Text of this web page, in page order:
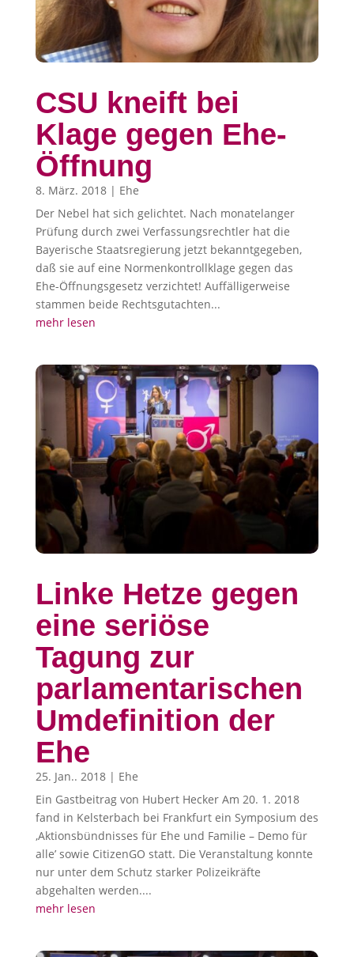
CSU kneift bei
Klage gegen Ehe-
Öffnung
8. März. 2018| Ehe
Der Nebel hat sich gelichtet. Nach monatelanger
Prüfung durch zwei Verfassungsrechtler hat die
Bayerische Staatsregierung jetzt bekanntgegeben,
daß sie auf eine Normenkontrollklage gegen das
Ehe-Öffnungsgesetz verzichtet! Auffälligerweise
stammen beide Rechtsgutachten...
mehr lesen
Linke Hetze gegen
eine seriöse
Tagung zur
parlamentarischen
Umdefinition der
Ehe
25. Jan.. 2018| Ehe
Ein Gastbeitrag von Hubert Hecker Am 20. 1. 2018
fand in Kelsterbach bei Frankfurt ein Symposium des
‚Aktionsbündnisses für Ehe und Familie – Demo für
alle’ sowie CitizenGO statt. Die Veranstaltung konnte
nur unter dem Schutz starker Polizeikräfte
abgehalten werden....
mehr lesen